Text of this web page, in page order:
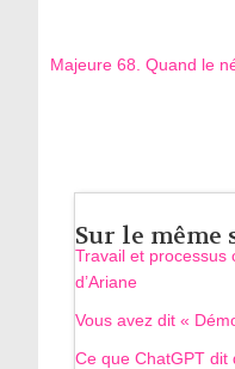
Majeure 68. Quand le
Sur le même
Travail et processus
d’Ariane
Vous avez dit «
Ce que ChatGPT dit